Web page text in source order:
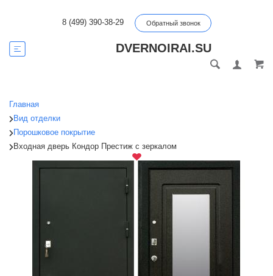
8 (499) 390-38-29 Обратный звонок
DVERNOIRAI.SU
Главная
Вид отделки
Порошковое покрытие
Входная дверь Кондор Престиж с зеркалом